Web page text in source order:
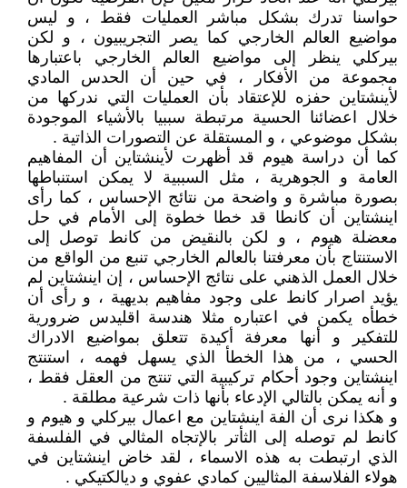
حواسنا تدرك بشكل مباشر العمليات فقط ، و ليس
مواضيع العالم الخارجي كما يصر التجريبيون ، و لكن
بيركلي ينظر إلى مواضيع العالم الخارجي باعتبارها
مجموعة من الأفكار ، في حين أن الحدس المادي
لأينشتاين حفزه للإعتقاد بأن العمليات التي ندركها من
خلال اعضائنا الحسية مرتبطة سببيا بالأشياء الموجودة
بشكل موضوعي ، و المستقلة عن التصورات الذاتية .
كما أن دراسة هيوم قد أظهرت لأينشتاين أن المفاهيم
العامة و الجوهرية ، مثل السببية لا يمكن استنباطها
بصورة مباشرة و واضحة من نتائج الإحساس ، كما رأى
اينشتاين أن كانطا قد خطا خطوة إلى الأمام في حل
معضلة هيوم ، و لكن بالنقيض من كانط توصل إلى
الاستنتاج بأن معرفتنا بالعالم الخارجي تنبع من الواقع من
خلال العمل الذهني على نتائج الإحساس ، إن اينشتاين لم
يؤيد اصرار كانط على وجود مفاهيم بديهية ، و رأى أن
خطأه يكمن في اعتباره مثلا هندسة اقليدس ضرورية
للتفكير و أنها معرفة أكيدة تتعلق بمواضيع الادراك
الحسي ، من هذا الخطأ الذي يسهل فهمه ، استنتج
اينشتاين وجود أحكام تركيبية التي تنتج من العقل فقط ،
و أنه يمكن بالتالي الإدعاء بأنها ذات شرعية مطلقة .
و هكذا نرى أن الفة اينشتاين مع اعمال بيركلي و هيوم و
كانط لم توصله إلى الثأتر بالإتجاه المثالي في الفلسفة
الذي ارتبطت به هذه الاسماء ، لقد خاض اينشتاين في
هولاء الفلاسفة المثاليين كمادي عفوي و ديالكتيكي .